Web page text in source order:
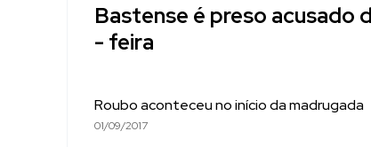
Bastense é preso acusado
- feira
Roubo aconteceu no início da madrugada
01/09/2017